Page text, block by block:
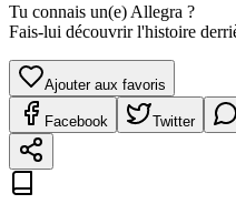
Tu connais un(e) Allegra ?
Fais-lui découvrir l'histoire
Ajouter aux favoris
Facebook Twitter